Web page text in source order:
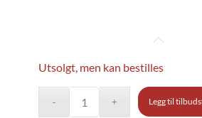
Utsolgt, men kan bestilles
Legg til